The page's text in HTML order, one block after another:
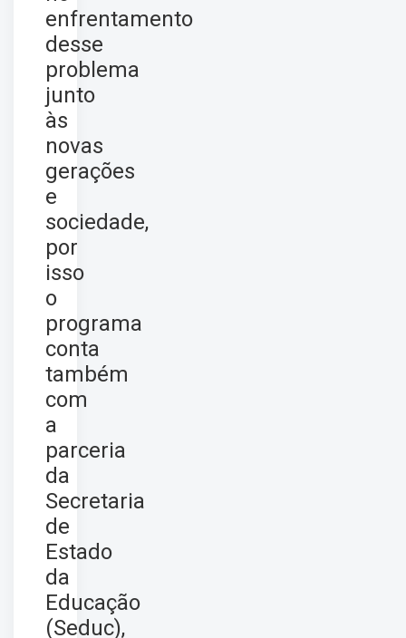
enfrentamento
desse
problema
junto
às
novas
gerações
e
sociedade,
por
isso
o
programa
conta
também
com
a
parceria
da
Secretaria
de
Estado
da
Educação
(Seduc),